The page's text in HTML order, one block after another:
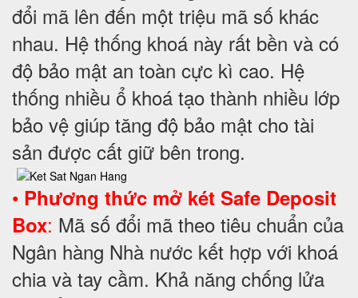
đổi mã lên đến một triệu mã số khác
nhau. Hệ thống khoá này rất bền và có
độ bảo mật an toàn cực kì cao. Hệ
thống nhiều ổ khoá tạo thành nhiều lớp
bảo vệ giúp tăng độ bảo mật cho tài
sản được cất giữ bên trong.
• Phương thức mở két Safe Deposit
Box: Mã số đổi mã theo tiêu chuẩn của
Ngân hàng Nhà nước kết hợp với khoá
chia và tay cầm. Khả năng chống lửa